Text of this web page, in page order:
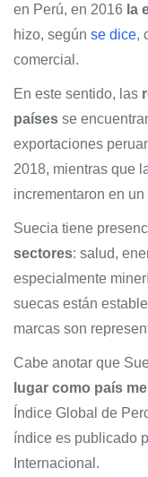
en Perú, en 2016 la
hizo, según se dice,
comercial.
En este sentido, las
países se
exportaciones
2018, mientras que
incrementaron en un
Suecia tiene
sectores: salud,
especialmente
suecas están
marcas son
Cabe anotar que
lugar como país
Índice Global de
índice es publicado
Internacional.